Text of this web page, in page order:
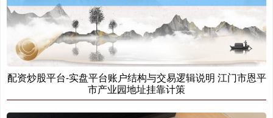
北证50 1122.88 -11.37 -1.00%
配资炒股平台-实盘平台账户结构与交易逻辑说明 江门市恩平
市产业园地址挂靠计策